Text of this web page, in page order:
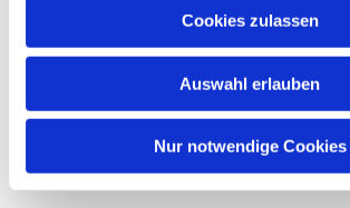
Cookies zulassen
Auswahl erlauben
Nur notwendige Cookies